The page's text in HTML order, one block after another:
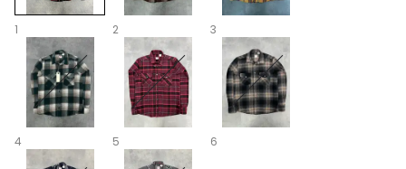
1 2 3
4 5 6